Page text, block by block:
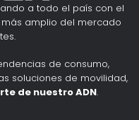
a todo el país con el
amplio del mercado
de consumo,
soluciones de movilidad,
de nuestro ADN.